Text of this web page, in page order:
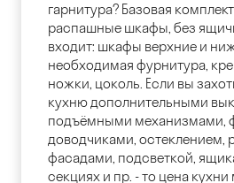
гарнитура? Базовая
распашные шкафы, без
входит: шкафы верхние и
необходимая фурнитура,
ножки, цоколь. Если вы
кухню дополнительными
подъёмными механизмами,
доводчиками, остеклением,
фасадами, подсветкой,
секциях и пр. - то цена